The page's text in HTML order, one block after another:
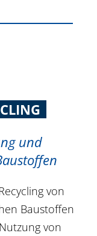
und
von
Baustoffen
von